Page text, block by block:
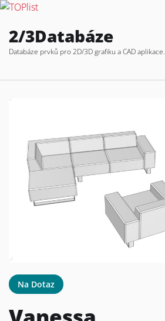
the
2/3Databáze
Databáze prvků pro 2D/3D grafiku a CAD aplikace.
Na Dotaz